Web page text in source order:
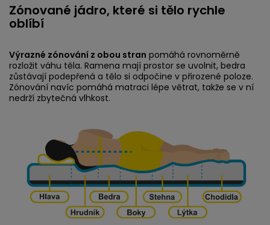
Zónované jádro, které si tělo rychle
oblíbí
Výrazné zónování z obou stran pomáhá rovnoměrně
rozložit váhu těla. Ramena mají prostor se uvolnit, bedra
zůstávají podepřená a tělo si odpočine v přirozené poloze.
Zónování navíc pomáhá matraci lépe větrat, takže se v ní
nedrží zbytečná vlhkost.